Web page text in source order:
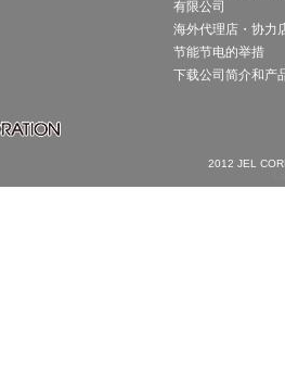
有限公司
海外代理店・协力
节能节电的举措
下载公司简介和产
2012 JEL